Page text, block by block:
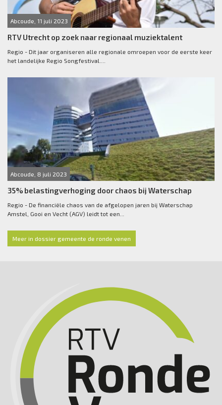
Abcoude, 11 juli 2023
RTV Utrecht op zoek naar regionaal muziektalent
Regio - Dit jaar organiseren alle regionale omroepen voor de eerste keer
het landelijke Regio Songfestival....
Abcoude, 8 juli 2023
35% belastingverhoging door chaos bij Waterschap
Regio - De financiële chaos van de afgelopen jaren bij Waterschap
Amstel, Gooi en Vecht (AGV) leidt tot een...
Meer in dossier gemeente de ronde venen